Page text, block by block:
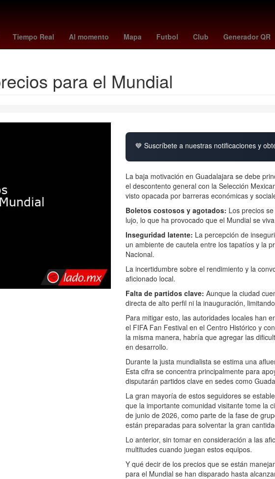
Tiempo Real Al momento Mapa Futbol Club Generador QR
- guadalajara Agave Juegos Panamericanos volcan purace 26 de marzo
para el Mundial
💙 Suscríbete a nuestras notificaciones y
La baja motivación en Guadalajara se debe
el descontento general con la Selección
visto opacada por barreras económicas y
Boletos costosos y agotados: Los precios
lujo, lo que ha provocado que el Mundial se
Inseguridad latente: La percepción de
un ambiente de cautela entre los tapatíos y la
Nacional.
La incertidumbre sobre el rendimiento y la
aficionado local.
Falta de partidos clave: Aunque la ciudad
directa de alto perfil ni la inauguración,
Para mitigar esto, las autoridades locales han
el FIFA Fan Festival en el Centro Histórico y
la misma manera, habría que agregar las
en desarrollo.
Durante la justa mundialista se estima una
Esta cifra se concentra principalmente para
disputarán partidos clave en sedes como
La gran mayoría de estos seguidores se
que la importante comunidad visitante tome la
de junio de 2026, como parte de la fase de
están preparadas para solventar la gran
Lo anterior, sin tomar en consideración a las
multitudes cuando juegan estos equipos.
Y qué decir de los precios que se están
para el Mundial se han disparado hasta